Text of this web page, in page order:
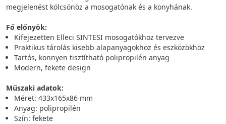
megjelenést kölcsönöz a mosogatónak és a konyhának.
Fő előnyök:
Kifejezetten Elleci SINTESI mosogatókhoz tervezve
Praktikus tárolás kisebb alapanyagokhoz és eszközökhöz
Tartós, könnyen tisztítható polipropilén anyag
Modern, fekete design
Műszaki adatok:
Méret: 433x165x86 mm
Anyag: polipropilén
Szín: fekete